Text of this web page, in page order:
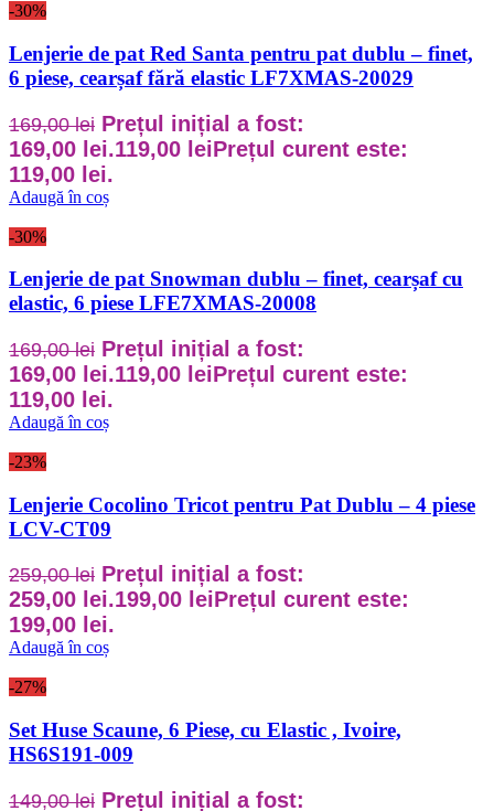
-30%
Lenjerie de pat Red Santa pentru pat dublu – finet,
6 piese, cearșaf fără elastic LF7XMAS-20029
169,00lei Prețul inițial a fost:
169,00 lei.119,00 leiPrețul curent este:
119,00 lei.
Adaugă în coș
-30%
Lenjerie de pat Snowman dublu – finet, cearșaf cu
elastic, 6 piese LFE7XMAS-20008
169,00lei Prețul inițial a fost:
169,00 lei.119,00 leiPrețul curent este:
119,00 lei.
Adaugă în coș
-23%
Lenjerie Cocolino Tricot pentru Pat Dublu – 4 piese
LCV-CT09
259,00lei Prețul inițial a fost:
259,00 lei.199,00 leiPrețul curent este:
199,00 lei.
Adaugă în coș
-27%
Set Huse Scaune, 6 Piese, cu Elastic , Ivoire,
HS6S191-009
149,00lei Prețul inițial a fost: